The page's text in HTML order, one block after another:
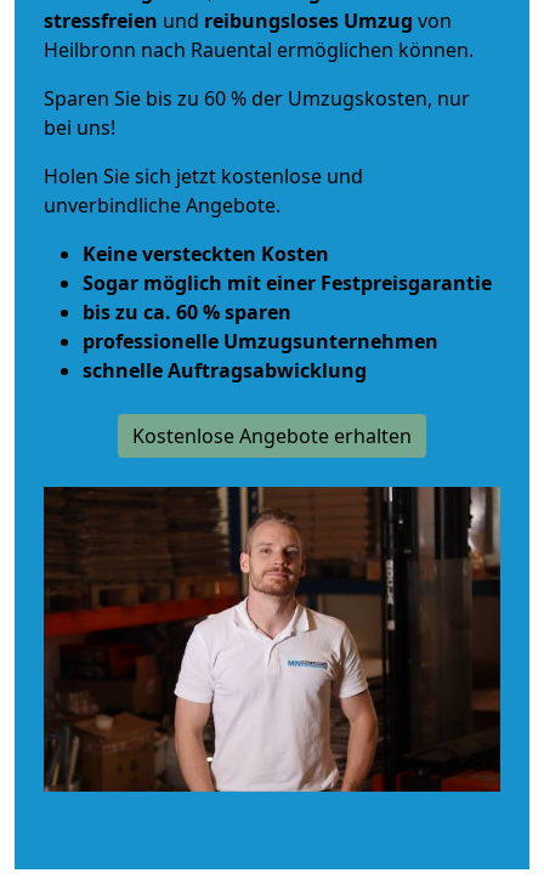
stressfreien und reibungsloses Umzug von
Heilbronn nach Rauental ermöglichen können.
Sparen Sie bis zu 60 % der Umzugskosten, nur
bei uns!
Holen Sie sich jetzt kostenlose und
unverbindliche Angebote.
Keine versteckten Kosten
Sogar möglich mit einer Festpreisgarantie
bis zu ca. 60 % sparen
professionelle Umzugsunternehmen
schnelle Auftragsabwicklung
Kostenlose Angebote erhalten